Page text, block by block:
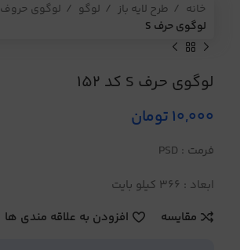
خانه طرح لایه باز لوگو
لوگوی حروف
لوگوی حرف S
لوگوی حرف S کد 152
10,000تومان
فرمت : PSD
ابعاد : 366 کیلو بایت
مقایسه
افزودن به علاقه مندی ها